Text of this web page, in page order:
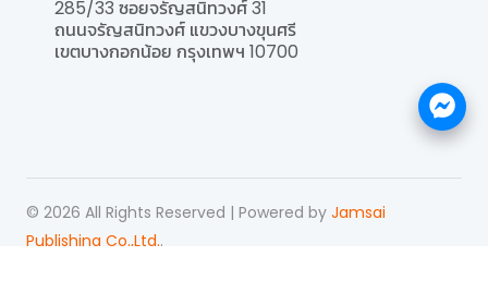
285/33 ซอยจรัญสนิทวงศ์ 31
ถนนจรัญสนิทวงศ์ แขวงบางขุนศรี
เขตบางกอกน้อย กรุงเทพฯ 10700
© 2026 All Rights Reserved | Powered by Jamsai
Publishing Co.,Ltd..